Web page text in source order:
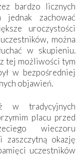
bardzo licznych
jednak zachować
uroczystości
można
w skupieniu.
tej możliwości tym
w bezpośredniej
objawień.
w tradycyjnych
placu przed
wieczoru
okazję
uczestników